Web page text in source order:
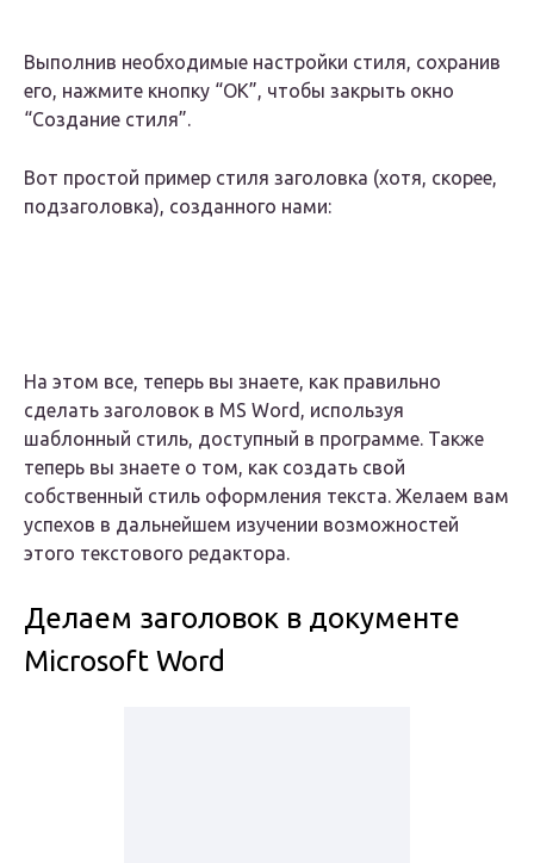
Выполнив необходимые настройки стиля, сохранив
его, нажмите кнопку “ОК”, чтобы закрыть окно
“Создание стиля”.
Вот простой пример стиля заголовка (хотя, скорее,
подзаголовка), созданного нами:
На этом все, теперь вы знаете, как правильно
сделать заголовок в MS Word, используя
шаблонный стиль, доступный в программе. Также
теперь вы знаете о том, как создать свой
собственный стиль оформления текста. Желаем вам
успехов в дальнейшем изучении возможностей
этого текстового редактора.
Делаем заголовок в документе
Microsoft Word